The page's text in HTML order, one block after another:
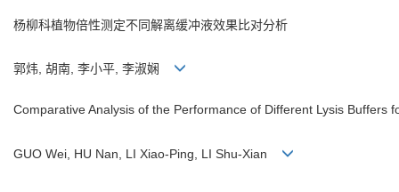
杨柳科植物倍性测定不同解离缓冲液效果比对分析
郭炜, 胡南, 李小平, 李淑娴
Comparative Analysis of the Performance of Different Lysis Buffers
GUO Wei, HU Nan, LI Xiao-Ping, LI Shu-Xian